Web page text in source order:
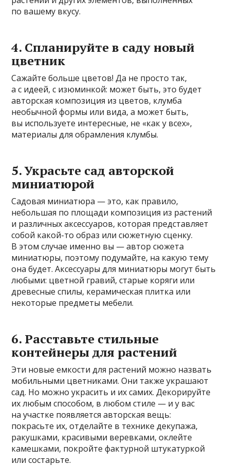
по вашему вкусу.
4. Спланируйте в саду новый
цветник
Сажайте больше цветов! Да не просто так,
а с идеей, с изюминкой: может быть, это будет
авторская композиция из цветов, клумба
необычной формы или вида, а может быть,
вы используете интересные, не «как у всех»,
материалы для обрамления клумбы.
5. Украсьте сад авторской
миниатюрой
Садовая миниатюра — это, как правило,
небольшая по площади композиция из растений
и различных аксессуаров, которая представляет
собой какой-то образ или сюжетную сценку.
В этом случае именно вы — автор сюжета
миниатюры, поэтому подумайте, на какую тему
она будет. Аксессуары для миниатюры могут быть
любыми: цветной гравий, старые коряги или
древесные спилы, керамическая плитка или
некоторые предметы мебели.
6. Расставьте стильные
контейнеры для растений
Эти новые емкости для растений можно назвать
мобильными цветниками. Они также украшают
сад. Но можно украсить и их самих. Декорируйте
их любым способом, в любом стиле — и у вас
на участке появляется авторская вещь:
покрасьте их, отделайте в технике декупажа,
ракушками, красивыми веревками, оклейте
камешками, покройте фактурной штукатуркой
или состарьте.